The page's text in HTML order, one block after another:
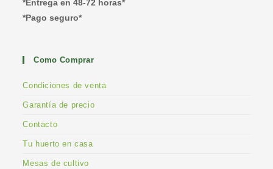
*Entrega en 48-72 horas*
*Pago seguro*
Como Comprar
Condiciones de venta
Garantía de precio
Contacto
Tu huerto en casa
Mesas de cultivo